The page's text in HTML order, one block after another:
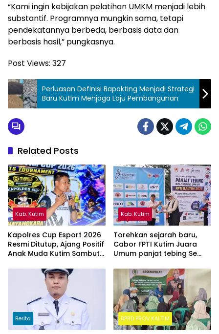
“Kami ingin kebijakan pelatihan UMKM menjadi lebih
substantif. Programnya mungkin sama, tetapi
pendekatannya berbeda, berbasis data dan
berbasis hasil,” pungkasnya.
Post Views: 327
Perluasan Definisi Bapokting Menjadi Strategi
Baru Kutim Menjaga Laju Pembangunan
Related Posts
Kab. Kutim
Kapolres Cup Esport 2026
Resmi Ditutup, Ajang Positif
Anak Muda Kutim Sambut
Kab. Kutim
Torehkan sejarah baru,
Cabor FPTI Kutim Juara
Umum panjat tebing Se
Berita DPRD PROV KALTIM